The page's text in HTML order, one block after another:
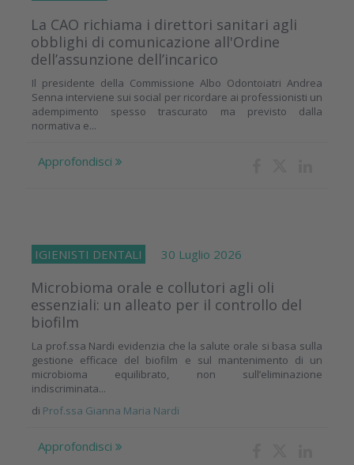
La CAO richiama i direttori sanitari agli
obblighi di comunicazione all'Ordine
dell’assunzione dell’incarico
Il presidente della Commissione Albo Odontoiatri Andrea
Senna interviene sui social per ricordare ai professionisti un
adempimento spesso trascurato ma previsto dalla
normativa e...
Approfondisci
IGIENISTI DENTALI 30 Luglio 2026
Microbioma orale e collutori agli oli
essenziali: un alleato per il controllo del
biofilm
La prof.ssa Nardi evidenzia che la salute orale si basa sulla
gestione efficace del biofilm e sul mantenimento di un
microbioma equilibrato, non sull’eliminazione
indiscriminata...
di Prof.ssa Gianna Maria Nardi
Approfondisci